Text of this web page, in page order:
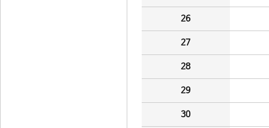
26
27
28
29
30